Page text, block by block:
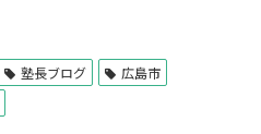
塾長ブログ
広島市